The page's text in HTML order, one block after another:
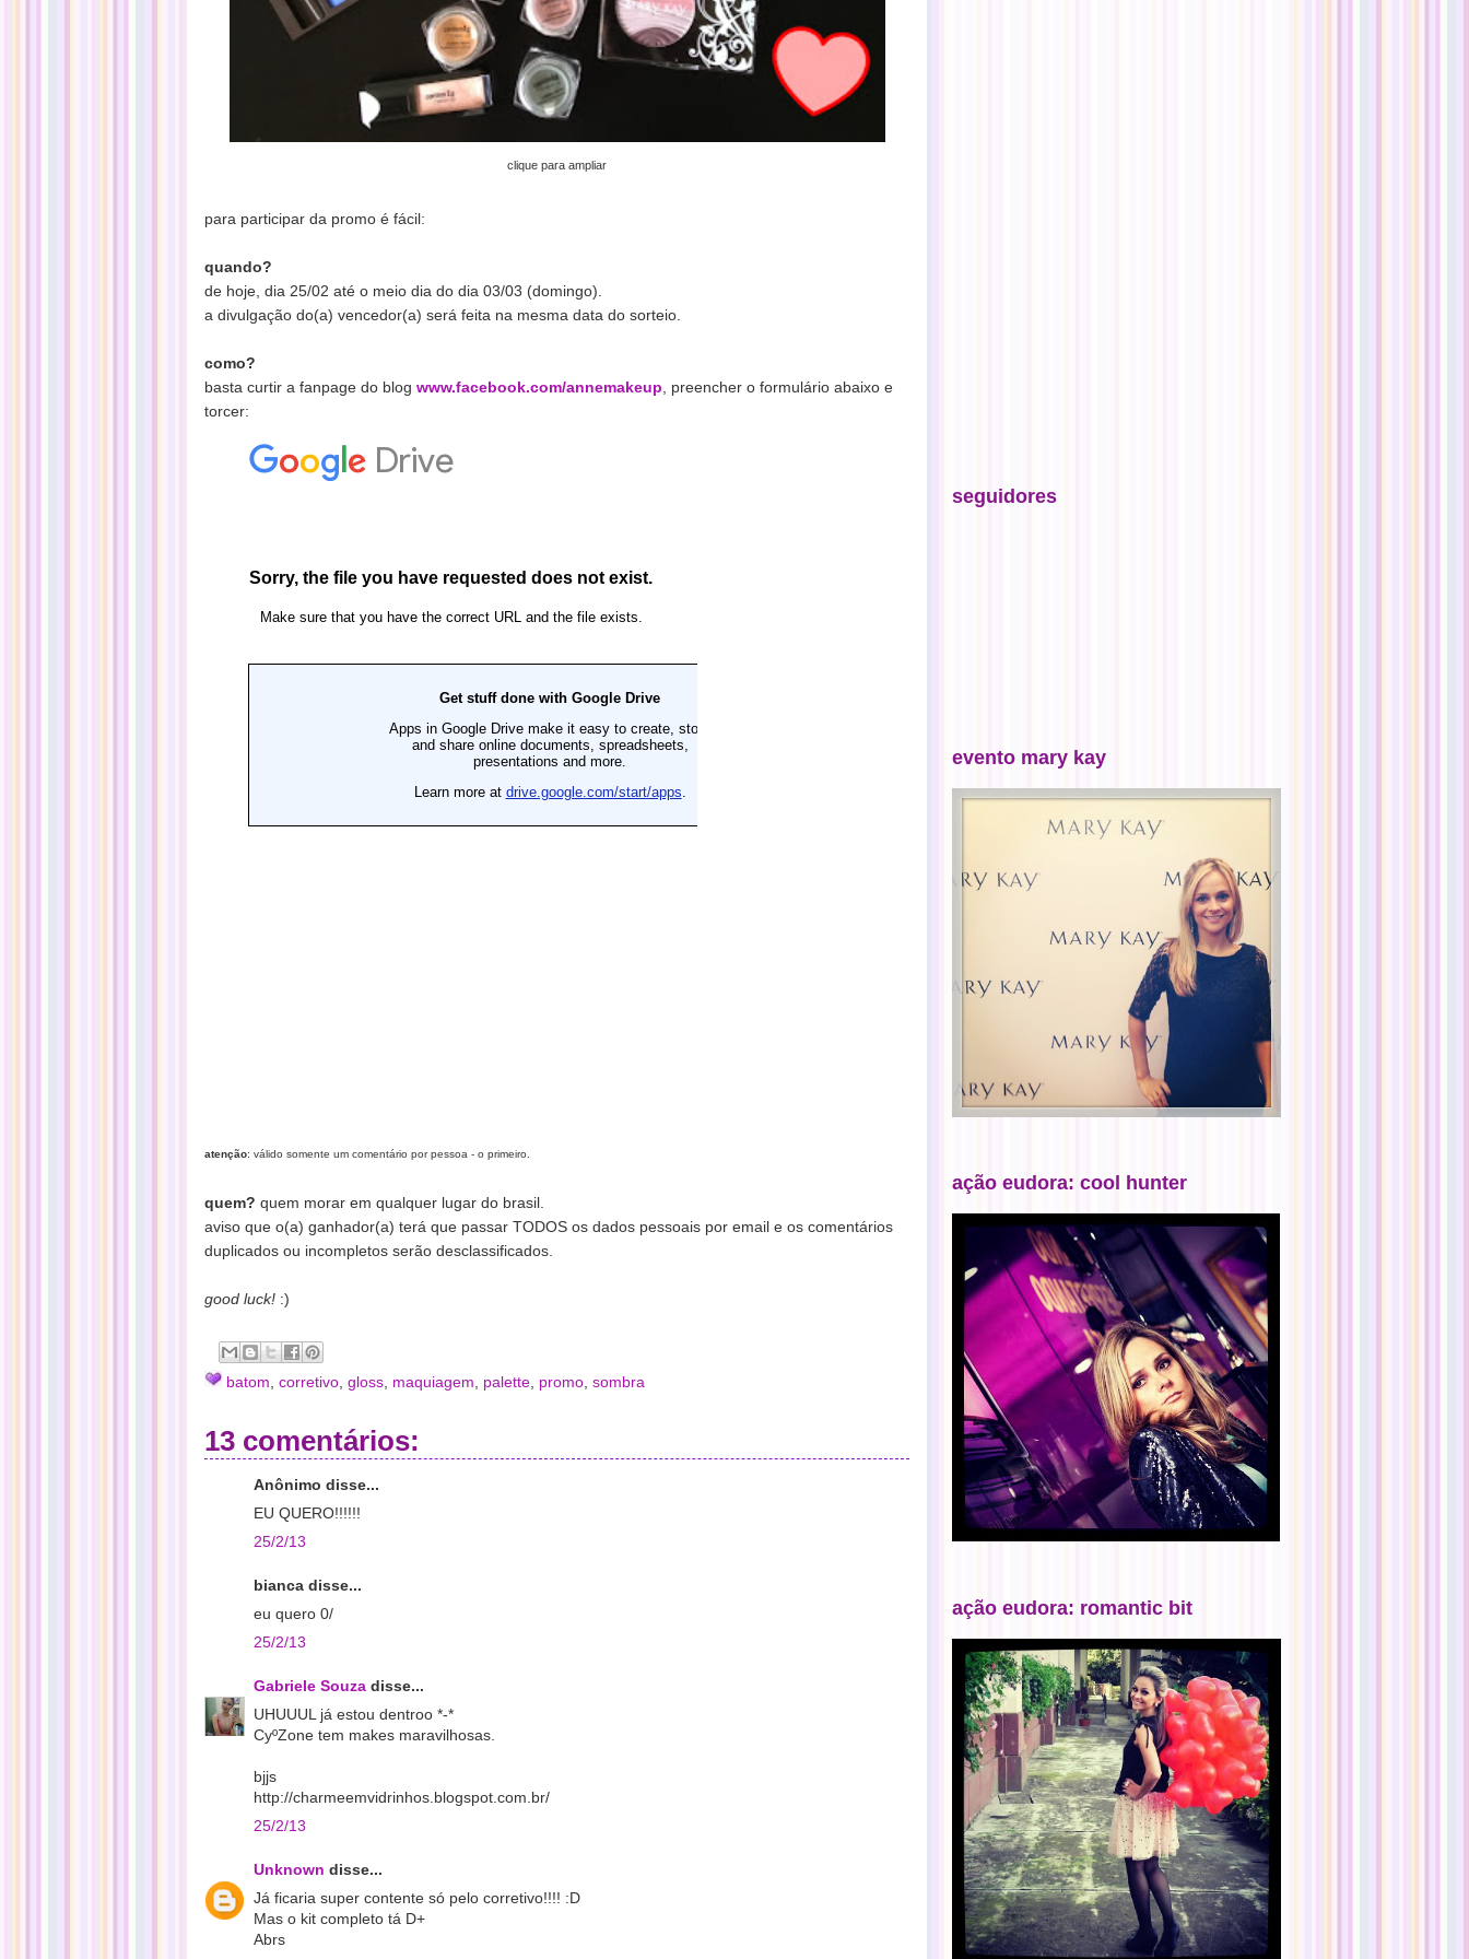
clique para ampliar
para participar da promo é fácil:
quando?
de hoje, dia 25/02 até o meio dia do dia 03/03 (domingo).
a divulgação do(a) vencedor(a) será feita na mesma data do sorteio.
como?
basta curtir a fanpage do blog www.facebook.com/annemakeup
preencher o formulário abaixo e
torcer:
atenção: válido somente um comentário por pessoa - o primeiro.
quem? quem morar em qualquer lugar do brasil.
aviso que o(a) ganhador(a) terá que passar TODOS os dados pessoais por email e os comentários
duplicados ou incompletos serão desclassificados.
good luck! :)
batom corretivo gloss maquiagem palette promo sombra
13 comentários:
Anônimo disse...
EU QUERO!!!!!!
25/2/13
bianca disse...
eu quero 0/
25/2/13
Gabriele Souza disse...
UHUUUL já estou dentroo *-*
CyºZone tem makes maravilhosas.
bjjs
http://charmeemvidrinhos.blogspot.com.br/
25/2/13
Unknown disse...
Já ficaria super contente só pelo corretivo!!!! :D
Mas o kit completo tá D+
Abrs
seguidores
evento mary kay
ação eudora: cool hunter
ação eudora: romantic bit